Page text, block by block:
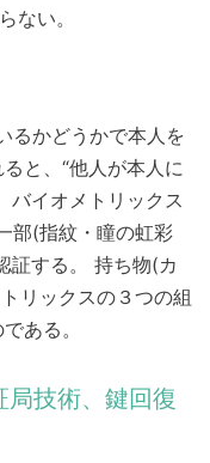
ない。
るかどうかで本人を
と、“他人が本人に
バイオメトリックス
部(指紋・瞳の虹彩
証する。 持ち物(カ
リックスの３つの組
ある。
技術、鍵回復